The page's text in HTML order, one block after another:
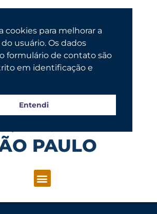
PAULO
cookies para melhorar a
usuário. Os dados
formulário de contato são
em identificação e
Entendi